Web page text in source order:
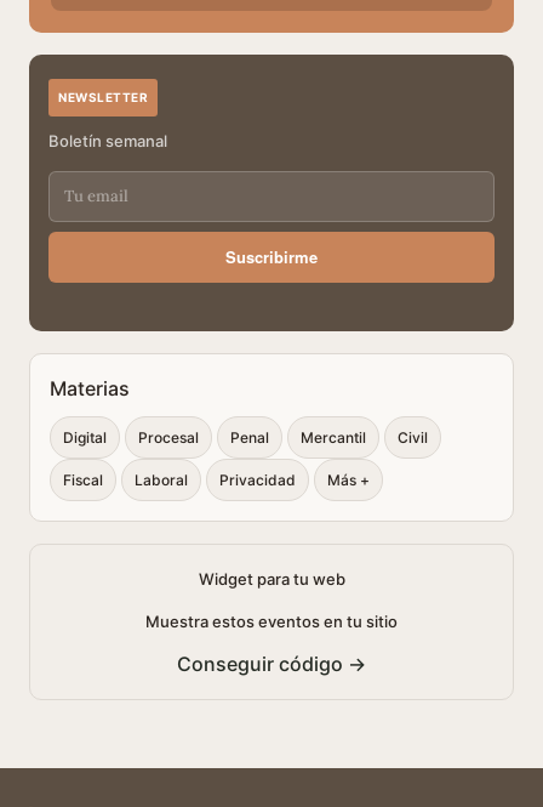
NEWSLETTER
Boletín semanal
Suscribirme
Materias
Digital Procesal Penal Mercantil Civil
Fiscal Laboral Privacidad Más +
Widget para tu web
Muestra estos eventos en tu sitio
Conseguir código →